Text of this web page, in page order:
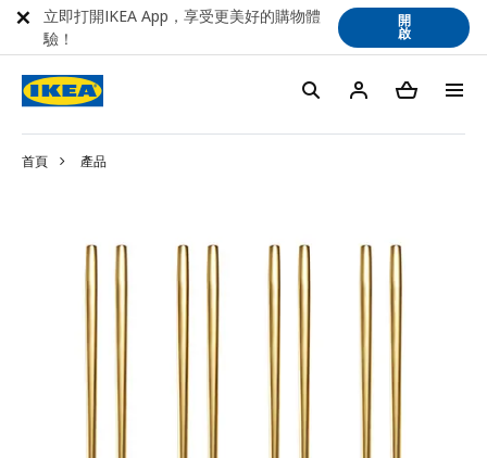
首頁 產品
立即打開IKEA App，享受更美好的購物體
驗！
開
啟